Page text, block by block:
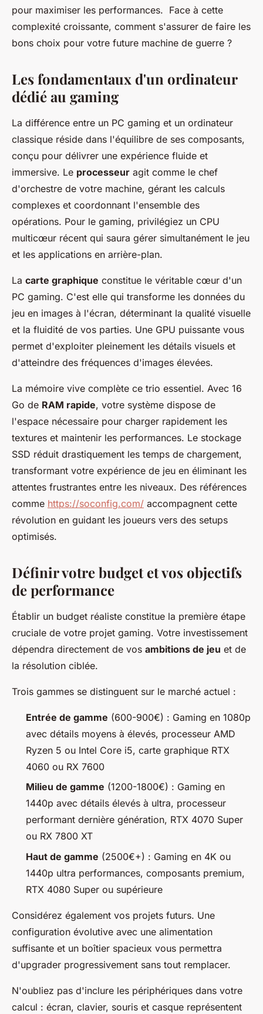
pour maximiser les performances. Face à cette
complexité croissante, comment s'assurer de faire les
bons choix pour votre future machine de guerre ?
Les fondamentaux d'un ordinateur
dédié au gaming
La différence entre un PC gaming et un ordinateur
classique réside dans l'équilibre de ses composants,
conçu pour délivrer une expérience fluide et
immersive. Le processeur agit comme le chef
d'orchestre de votre machine, gérant les calculs
complexes et coordonnant l'ensemble des
opérations. Pour le gaming, privilégiez un CPU
multicœur récent qui saura gérer simultanément le jeu
et les applications en arrière-plan.
La carte graphique constitue le véritable cœur d'un
PC gaming. C'est elle qui transforme les données du
jeu en images à l'écran, déterminant la qualité visuelle
et la fluidité de vos parties. Une GPU puissante vous
permet d'exploiter pleinement les détails visuels et
d'atteindre des fréquences d'images élevées.
La mémoire vive complète ce trio essentiel. Avec 16
Go de RAM rapide, votre système dispose de
l'espace nécessaire pour charger rapidement les
textures et maintenir les performances. Le stockage
SSD réduit drastiquement les temps de chargement,
transformant votre expérience de jeu en éliminant les
attentes frustrantes entre les niveaux. Des références
comme https://soconfig.com/ accompagnent cette
révolution en guidant les joueurs vers des setups
optimisés.
Définir votre budget et vos objectifs
de performance
Établir un budget réaliste constitue la première étape
cruciale de votre projet gaming. Votre investissement
dépendra directement de vos ambitions de jeu et de
la résolution ciblée.
Trois gammes se distinguent sur le marché actuel :
Entrée de gamme (600-900€) : Gaming en 1080p
avec détails moyens à élevés, processeur AMD
Ryzen 5 ou Intel Core i5, carte graphique RTX
4060 ou RX 7600
Milieu de gamme (1200-1800€) : Gaming en
1440p avec détails élevés à ultra, processeur
performant dernière génération, RTX 4070 Super
ou RX 7800 XT
Haut de gamme (2500€+) : Gaming en 4K ou
1440p ultra performances, composants premium,
RTX 4080 Super ou supérieure
Considérez également vos projets futurs. Une
configuration évolutive avec une alimentation
suffisante et un boîtier spacieux vous permettra
d'upgrader progressivement sans tout remplacer.
N'oubliez pas d'inclure les périphériques dans votre
calcul : écran, clavier, souris et casque représentent